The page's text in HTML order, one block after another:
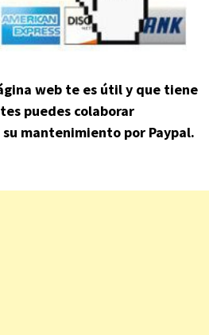
web te es útil y que tiene
puedes colaborar
mantenimiento por Paypal.